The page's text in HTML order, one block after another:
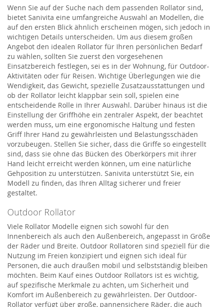
Wenn Sie auf der Suche nach dem passenden Rollator sind,
bietet Sanivita eine umfangreiche Auswahl an Modellen, die
auf den ersten Blick ähnlich erscheinen mögen, sich jedoch in
wichtigen Details unterscheiden. Um aus diesem großen
Angebot den idealen Rollator für Ihren persönlichen Bedarf
zu wählen, sollten Sie zuerst den vorgesehenen
Einsatzbereich festlegen, sei es in der Wohnung, für Outdoor-
Aktivitäten oder für Reisen. Wichtige Überlegungen wie die
Wendigkeit, das Gewicht, spezielle Zusatzausstattungen und
ob der Rollator leicht klappbar sein soll, spielen eine
entscheidende Rolle in Ihrer Auswahl. Darüber hinaus ist die
Einstellung der Griffhöhe ein zentraler Aspekt, der beachtet
werden muss, um eine ergonomische Haltung und festen
Griff Ihrer Hand zu gewährleisten und Belastungsschäden
vorzubeugen. Stellen Sie sicher, dass die Griffe so eingestellt
sind, dass sie ohne das Bücken des Oberkörpers mit ihrer
Hand leicht erreicht werden können, um eine natürliche
Gehposition zu unterstützen. Sanivita unterstützt Sie, ein
Modell zu finden, das Ihren Alltag sicherer und freier
gestaltet.
Outdoor Rollator
Viele Rollator Modelle eignen sich sowohl für den
Innenbereich als auch den Außenbereich, angepasst in Größe
der Räder und Breite. Outdoor Rollatoren sind speziell für die
Nutzung im Freien konzipiert und eignen sich ideal für
Personen, die auch draußen mobil und selbstständig bleiben
möchten. Beim Kauf eines Outdoor Rollators ist es wichtig,
auf spezifische Merkmale zu achten, um Sicherheit und
Komfort im Außenbereich zu gewährleisten. Der Outdoor-
Rollator verfügt über große, pannensichere Räder, die auch